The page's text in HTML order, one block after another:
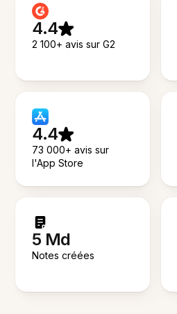
4.4
2 100+ avis sur G2
4.4
73 000+ avis sur
l'App Store
5 Md
Notes créées